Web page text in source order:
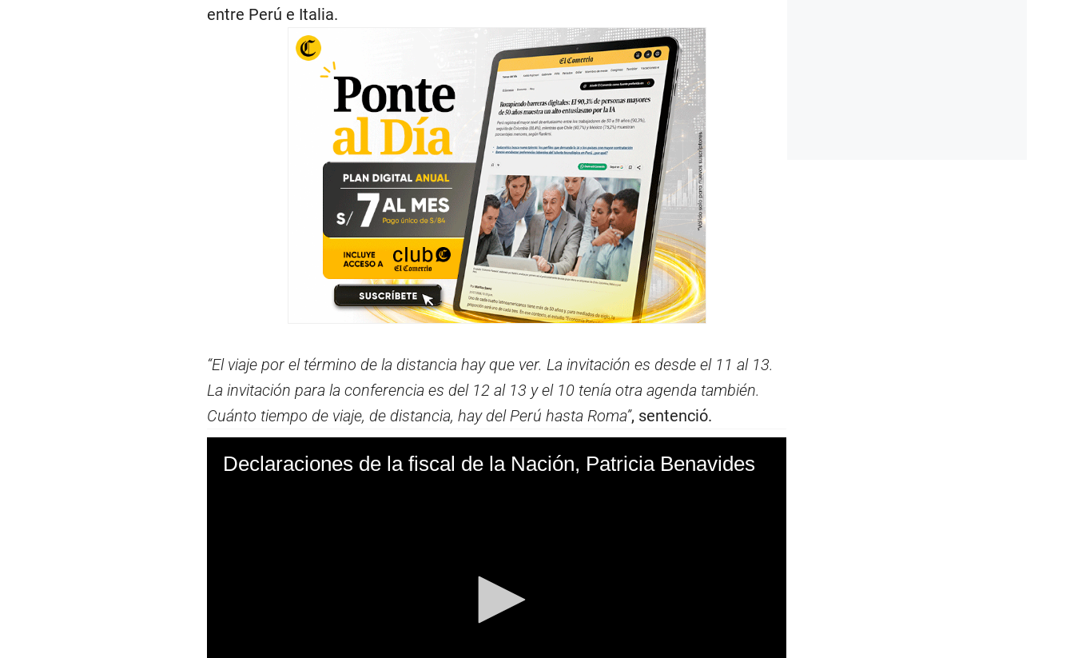
entre Perú e Italia.
“El viaje por el término de la distancia hay que ver. La invitación es desde el 11 al 13.
La invitación para la conferencia es del 12 al 13 y el 10 tenía otra agenda también.
Cuánto tiempo de viaje, de distancia, hay del Perú hasta Roma”, sentenció.
Declaraciones de la fiscal de la Nación, Patricia Benavides